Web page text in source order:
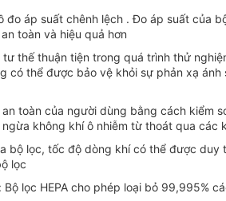
áp suất chênh lệch . Đo áp suất của
toàn và hiệu quả hơn
thế thuận tiện trong quá trình thử
có thể được bảo vệ khỏi sự phản xạ
toàn của người dùng bằng cách kiểm
không khí ô nhiễm từ thoát qua các
lọc, tốc độ dòng khí có thể được duy
lọc
lọc HEPA cho phép loại bỏ 99,995%